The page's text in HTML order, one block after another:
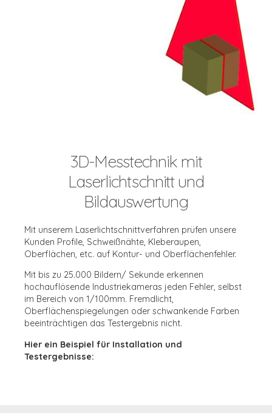
3D-Messtechnik mit
Laserlichtschnitt und
Bildauswertung
Mit unserem Laserlichtschnittverfahren prüfen unsere
Kunden Profile, Schweißnähte, Kleberaupen,
Oberflächen, etc. auf Kontur- und Oberflächenfehler.
Mit bis zu 25.000 Bildern/ Sekunde erkennen
hochauflösende Industriekameras jeden Fehler, selbst
im Bereich von 1/100mm. Fremdlicht,
Oberflächenspiegelungen oder schwankende Farben
beeinträchtigen das Testergebnis nicht.
Hier ein Beispiel für Installation und
Testergebnisse: